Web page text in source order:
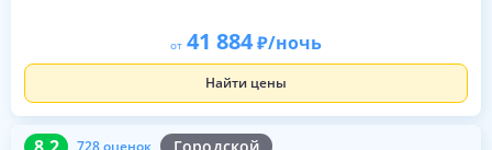
от 41 884 /ночь
Найти цены
8.2 728 оценок